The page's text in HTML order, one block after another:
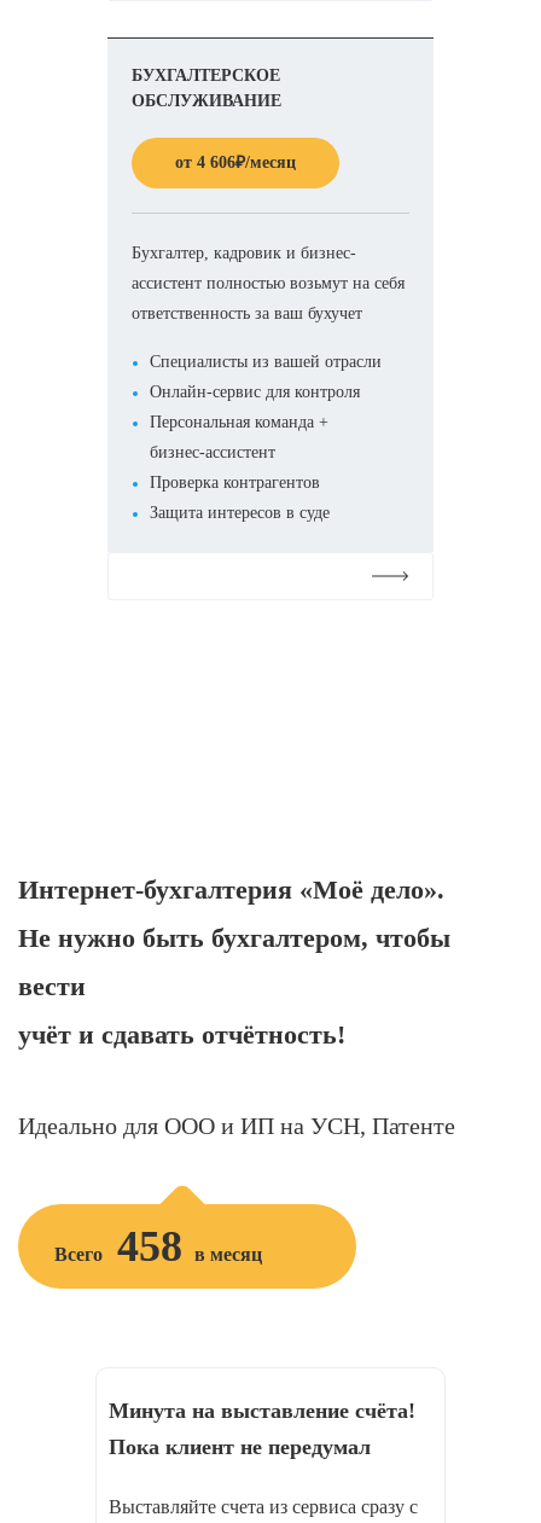
БУХГАЛТЕРСКОЕ
ОБСЛУЖИВАНИЕ
от 4 606₽/месяц
Бухгалтер, кадровик и бизнес-
ассистент полностью возьмут на себя
ответственность за ваш бухучет
Специалисты из вашей отрасли
Онлайн-сервис для контроля
Персональная команда +
бизнес-ассистент
Проверка контрагентов
Защита интересов в суде
Интернет-бухгалтерия «Моё дело».
Не нужно быть бухгалтером, чтобы
вести
учёт и сдавать отчётность!
Идеально для ООО и ИП на УСН, Патенте
Всего 458 в месяц
Минута на выставление счёта!
Пока клиент не передумал
Выставляйте счета из сервиса сразу с